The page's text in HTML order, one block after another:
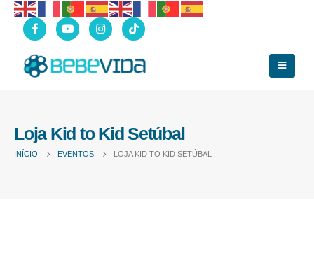
Loja Kid to Kid Setúbal
INÍCIO EVENTOS LOJA KID TO KID SETÚBAL